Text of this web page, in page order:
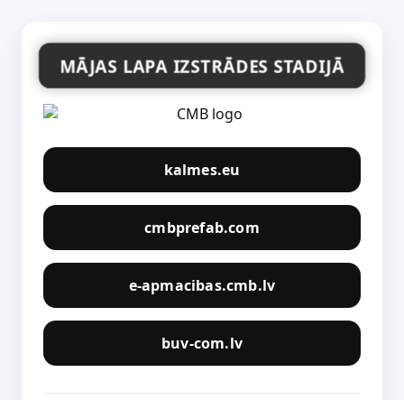
MĀJAS LAPA IZSTRĀDES STADIJĀ
kalmes.eu
cmbprefab.com
e-apmacibas.cmb.lv
buv-com.lv